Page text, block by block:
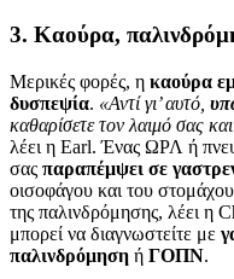
3. Καούρα,
Μερικές φορές, η καούρα
δυσπεψία. «Αντί γι’ αυτό,
καθαρίσετε τον λαιμό σας
λέει η Earl. Ένας ΩΡΛ ή
σας παραπέμψει σε
οισοφάγου και του
της παλινδρόμησης, λέει η
μπορεί να διαγνωστείτε με
παλινδρόμηση ή ΓΟΠΝ.